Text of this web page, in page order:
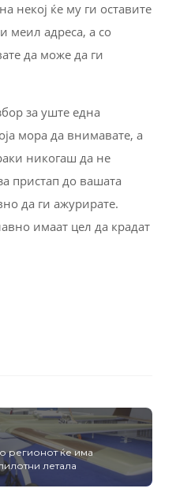
некој ќе му ги оставите
меил адреса, а со
да може да ги
за уште една
мора да внимавате, а
никогаш да не
пристап до вашата
да ги ажурирате.
имаат цел да крадат
регионот ќе има
летала